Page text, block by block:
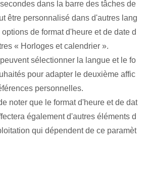
dans la barre des tâches de
être personnalisé dans d'autres lang
de format d'heure et de date d
« Horloges et calendrier ».
sélectionner la langue et le fo
pour adapter le deuxième affic
personnelles.
noter que le format d'heure et de dat
également d'autres éléments d
qui dépendent de ce paramèt